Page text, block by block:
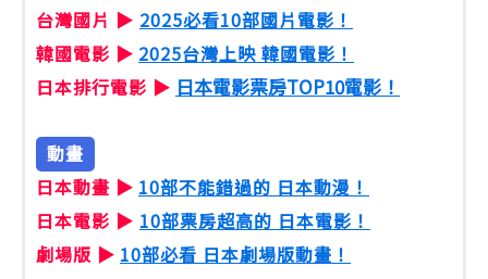
台灣國片 ▶ 2025必看10部國片電影！
韓國電影 ▶ 2025台灣上映 韓國電影！
日本排行電影 ▶ 日本電影票房TOP10電影！
動畫
日本動畫 ▶ 10部不能錯過的 日本動漫！
日本電影 ▶ 10部票房超高的 日本電影！
劇場版 ▶ 10部必看 日本劇場版動畫！